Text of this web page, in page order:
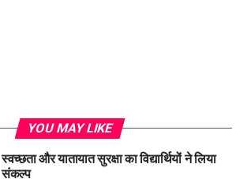
YOU MAY LIKE
स्वच्छता और यातायात सुरक्षा का विद्यार्थियों ने लिया
संकल्प